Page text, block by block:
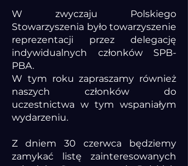
W zwyczaju Polskiego
Stowarzyszenia było towarzyszenie
reprezentacji przez delegację
indywidualnych członków SPB-
PBA.
W tym roku zapraszamy również
naszych członków do
uczestnictwa w tym wspaniałym
wydarzeniu.
Z dniem 30 czerwca będziemy
zamykać listę zainteresowanych